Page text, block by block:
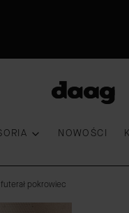
NOWOŚCI
pokrowiec